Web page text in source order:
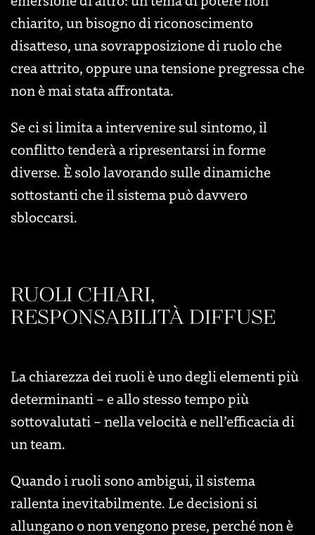
chiarito, un bisogno di riconoscimento
disatteso, una sovrapposizione di ruolo che
crea attrito, oppure una tensione pregressa che
non è mai stata affrontata.
Se ci si limita a intervenire sul sintomo, il
conflitto tenderà a ripresentarsi in forme
diverse. È solo lavorando sulle dinamiche
sottostanti che il sistema può davvero
sbloccarsi.
RUOLI CHIARI,
RESPONSABILITÀ DIFFUSE
La chiarezza dei ruoli è uno degli elementi più
determinanti – e allo stesso tempo più
sottovalutati – nella velocità e nell’efficacia di
un team.
Quando i ruoli sono ambigui, il sistema
rallenta inevitabilmente. Le decisioni si
allungano o non vengono prese, perché non è